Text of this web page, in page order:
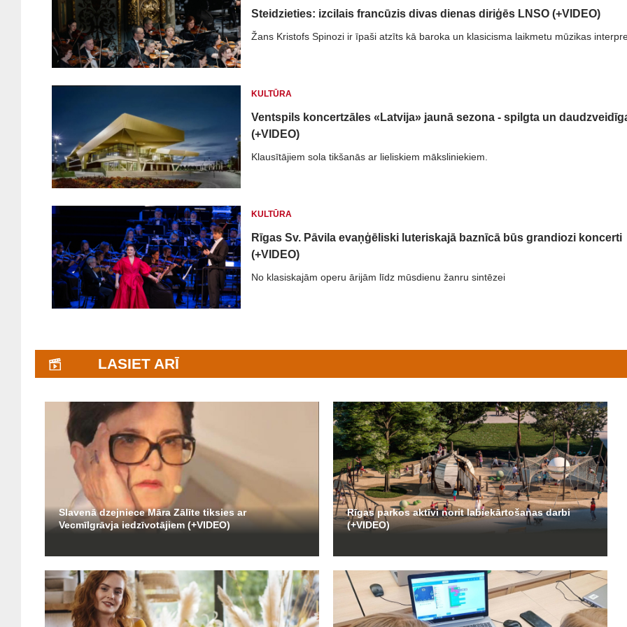
Steidzieties: izcilais francūzis divas dienas diriģēs LNSO (+VIDEO)
Žans Kristofs Spinozi ir īpaši atzīts kā baroka un klasicisma laikmetu mūzikas
KULTŪRA
Ventspils koncertzāles «Latvija» jaunā sezona - spilgta un
(+VIDEO)
Klausītājiem sola tikšanās ar lieliskiem māksliniekiem.
KULTŪRA
Rīgas Sv. Pāvila evaņģēliski luteriskajā baznīcā būs grandiozi koncerti
(+VIDEO)
No klasiskajām operu ārijām līdz mūsdienu žanru sintēzei
LASIET ARĪ
Slavenā dzejniece Māra Zālīte tiksies ar
Vecmīlgrāvja iedzīvotājiem (+VIDEO)
Rīgas parkos aktīvi norit labiekārtošanas darbi
(+VIDEO)